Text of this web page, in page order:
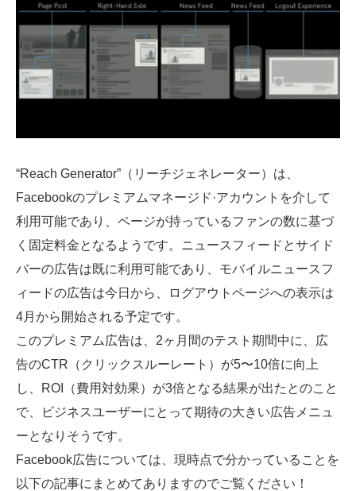
“Reach Generator”（リーチジェネレーター）は、
Facebookのプレミアムマネージド·アカウントを介して
利用可能であり、ページが持っているファンの数に基づ
く固定料金となるようです。ニュースフィードとサイド
バーの広告は既に利用可能であり、モバイルニュースフ
ィードの広告は今日から、ログアウトページへの表示は
4月から開始される予定です。
このプレミアム広告は、2ヶ月間のテスト期間中に、広
告のCTR（クリックスルーレート）が5〜10倍に向上
し、ROI（費用対効果）が3倍となる結果が出たとのこと
で、ビジネスユーザーにとって期待の大きい広告メニュ
ーとなりそうです。
Facebook広告については、現時点で分かっていることを
以下の記事にまとめてありますのでご覧ください！